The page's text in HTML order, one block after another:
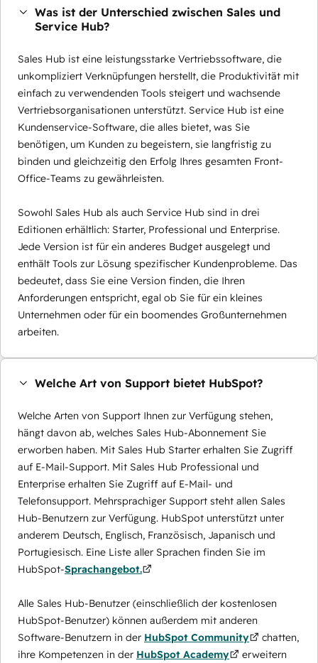
Was ist der Unterschied zwischen Sales und
Service Hub?
Sales Hub ist eine leistungsstarke Vertriebssoftware, die
unkompliziert Verknüpfungen herstellt, die Produktivität mit
einfach zu verwendenden Tools steigert und wachsende
Vertriebsorganisationen unterstützt. Service Hub ist eine
Kundenservice-Software, die alles bietet, was Sie
benötigen, um Kunden zu begeistern, sie langfristig zu
binden und gleichzeitig den Erfolg Ihres gesamten Front-
Office-Teams zu gewährleisten.
Sowohl Sales Hub als auch Service Hub sind in drei
Editionen erhältlich: Starter, Professional und Enterprise.
Jede Version ist für ein anderes Budget ausgelegt und
enthält Tools zur Lösung spezifischer Kundenprobleme. Das
bedeutet, dass Sie eine Version finden, die Ihren
Anforderungen entspricht, egal ob Sie für ein kleines
Unternehmen oder für ein boomendes Großunternehmen
arbeiten.
Welche Art von Support bietet HubSpot?
Welche Arten von Support Ihnen zur Verfügung stehen,
hängt davon ab, welches Sales Hub-Abonnement Sie
erworben haben. Mit Sales Hub Starter erhalten Sie Zugriff
auf E-Mail-Support. Mit Sales Hub Professional und
Enterprise erhalten Sie Zugriff auf E-Mail- und
Telefonsupport. Mehrsprachiger Support steht allen Sales
Hub-Benutzern zur Verfügung. HubSpot unterstützt unter
anderem Deutsch, Englisch, Französisch, Japanisch und
Portugiesisch. Eine Liste aller Sprachen finden Sie im
HubSpot-Sprachangebot.
Alle Sales Hub-Benutzer (einschließlich der kostenlosen
HubSpot-Benutzer) können außerdem mit anderen
Software-Benutzern in der HubSpot Community
chatten,
ihre Kompetenzen in der HubSpot Academy
erweitern